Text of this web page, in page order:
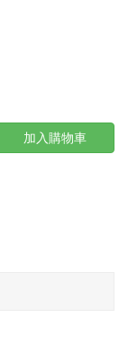
加入購物車